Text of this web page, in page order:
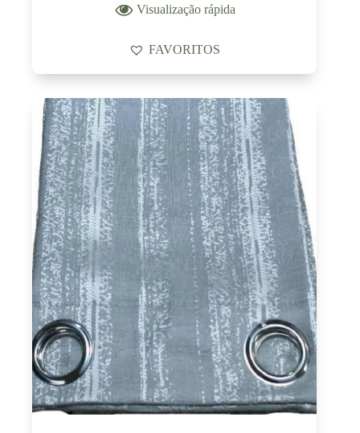
Visualização rápida
FAVORITOS